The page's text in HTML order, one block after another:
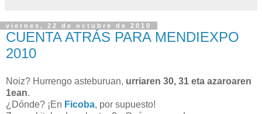
viernes, 22 de octubre de 2010
CUENTA ATRÁS PARA MENDIEXPO
2010
Noiz? Hurrengo asteburuan, urriaren 30, 31 eta azaroaren
1ean.
¿Dónde? ¡En Ficoba, por supuesto!